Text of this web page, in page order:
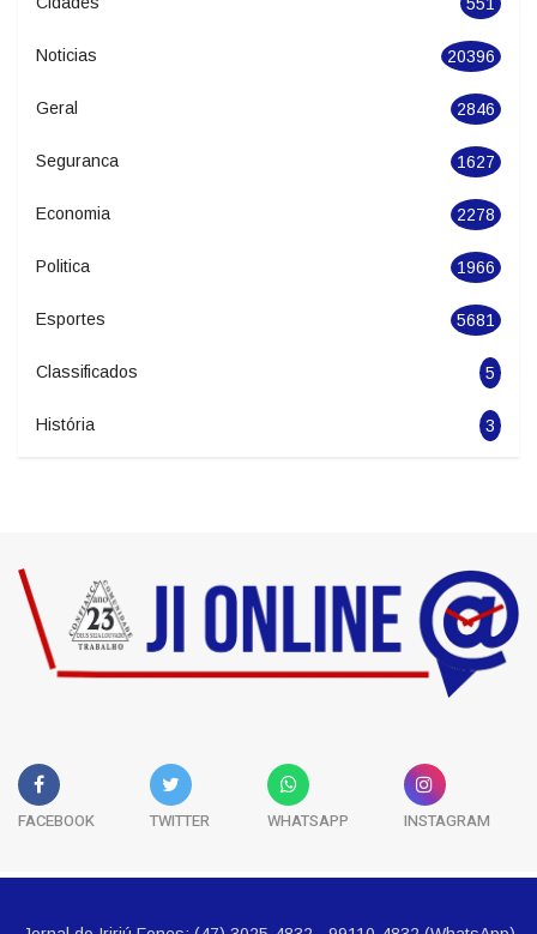
Categories
Cidades 551
Noticias 20396
Geral 2846
Seguranca 1627
Economia 2278
Politica 1966
Esportes 5681
FACEBOOK TWITTER WHATSAPP INSTAGRAM